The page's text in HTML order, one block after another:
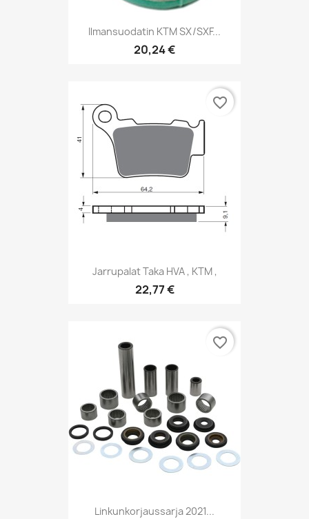
Ilmansuodatin KTM SX/SXF...
20,24 €
Jarrupalat Taka HVA , KTM ,
22,77 €
favorite_border
Linkunkorjaussarja 2021...
favorite_border